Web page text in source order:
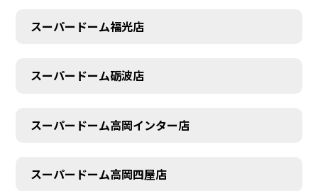
スーパードーム福光店
スーパードーム砺波店
スーパードーム高岡インター店
スーパードーム高岡四屋店